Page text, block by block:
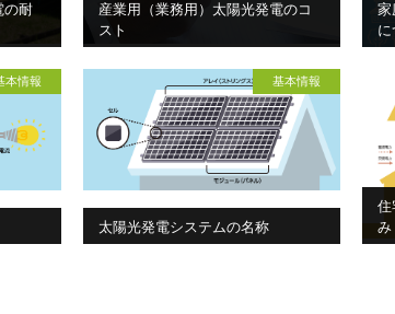
の耐
産業用（業務用）太陽光発電のコ
スト
家
に
本情報 基本情報
太陽光発電システムの名称
住
み